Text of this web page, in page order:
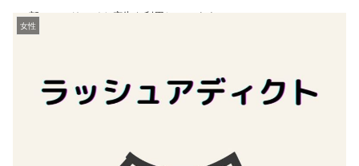
※一部アフェリエイト広告を利用しています
女性